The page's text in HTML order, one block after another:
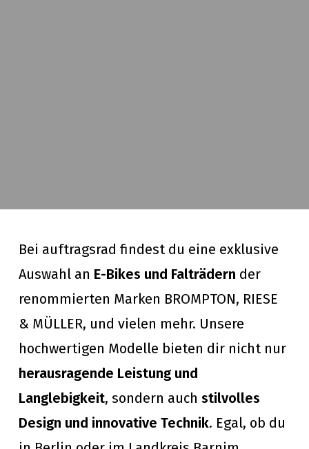
Bei auftragsrad findest du eine exklusive
Auswahl an E-Bikes und Falträdern der
renommierten Marken BROMPTON, RIESE
& MÜLLER, und vielen mehr. Unsere
hochwertigen Modelle bieten dir nicht nur
herausragende Leistung und
Langlebigkeit, sondern auch stilvolles
Design und innovative Technik. Egal, ob du